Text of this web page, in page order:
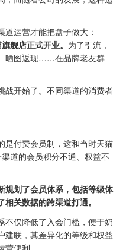
运营才能把盘子做大：
舰店正式开业。 为了引流，
晒图返现……在品牌老友群
战开始了。不同渠道的消费者
是付费会员制，这和当时天猫
道的会员积分不通、权益不
规划了会员体系，包括等级体
关数据的跨渠道打通。
不仅降低了入会门槛，便于奶
建联，其差异化的等级和权益